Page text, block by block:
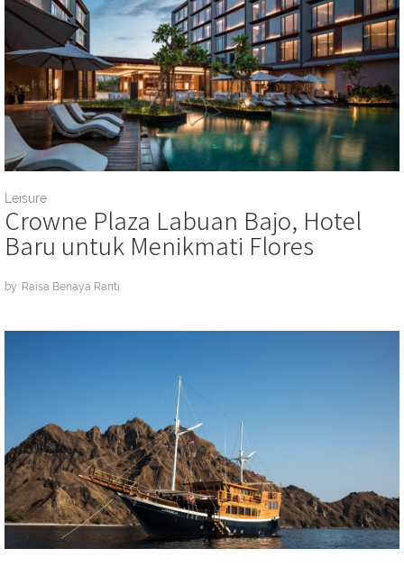
Leisure
Crowne Plaza Labuan Bajo, Hotel
Baru untuk Menikmati Flores
by: Raisa Benaya Ranti